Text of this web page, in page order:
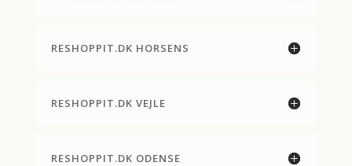
RESHOPPIT.DK HORSENS
RESHOPPIT.DK VEJLE
RESHOPPIT.DK ODENSE